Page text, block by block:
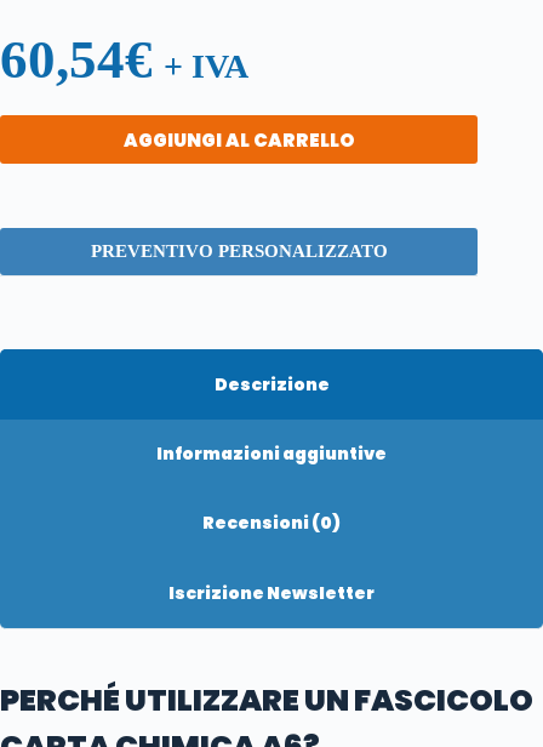
60,54€ + IVA
AGGIUNGI AL CARRELLO
PREVENTIVO PERSONALIZZATO
Descrizione
Informazioni aggiuntive
Recensioni (0)
Iscrizione Newsletter
PERCHÉ UTILIZZARE UN FASCICOLO